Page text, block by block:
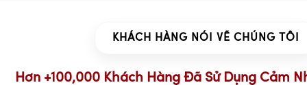
KHÁCH HÀNG NÓI VỀ CHÚNG TÔI
Hơn +100,000 Khách Hàng Đã Sử Dụng Cảm